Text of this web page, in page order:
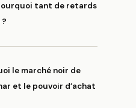
tant de retards
le marché noir de
et le pouvoir d’achat